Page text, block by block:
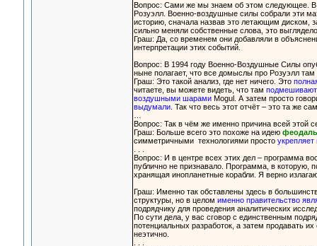
Вопрос: Сами же мы знаем об этом следующее.
Розуэлл. Военно-воздушные силы собрали эти
историю, сначала назвав это летающим
сильно меняли собственные слова, это
Граш: Да, со временем они добавляли в
интерпретации этих событий.
Вопрос: В 1994 году Военно-Воздушные Силы
ныне полагает, что все домыслы про Розуэлл
Граш: Это такой анализ, где нет ничего. Это
читаете, вы можете видеть, что там
воздушными шарамиMogul. А затем просто
выдумали. Так что весь этот отчёт – это та же
Вопрос: Так в чём же именно причина всей этой
Граш: Больше всего это похоже на идею
симметричными технологиями просто
Вопрос: И в центре всех этих дел – программа
публично не признавало. Программа, в которую,
хранящая инопланетные корабли. Я верно
Граш: Именно так обставлены здесь в
структуры, но в целом именно правительство
подрядчику для проведения аналитических
По сути дела, у вас сговор с единственным
потенциальных разработок, а затем продавать
неэтично.